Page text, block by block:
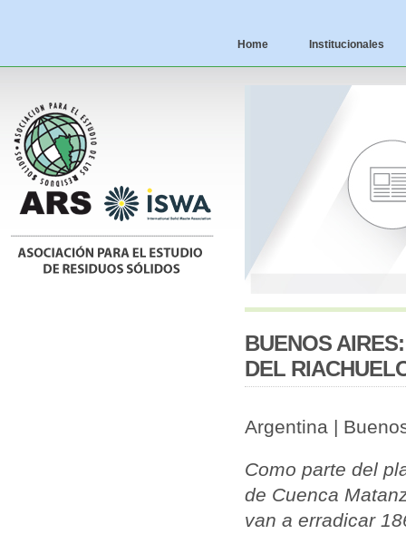
Home Institucionales
BUENOS
DEL
Argentina |
Como parte del
de Cuenca
van a erradicar